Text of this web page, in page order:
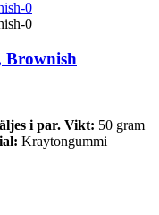
Brownish
i par. Vikt: 50 gram
Kraytongummi